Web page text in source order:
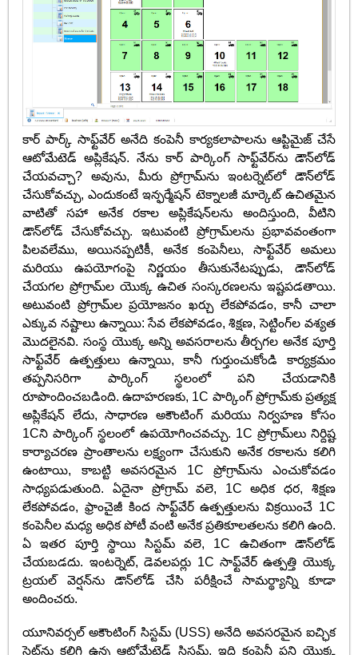
కార్ పార్క్ సాఫ్ట్‌వేర్ అనేది కంపెనీ కార్యకలాపాలను ఆప్టిమైజ్ చేసే
ఆటోమేటెడ్ అప్లికేషన్. నేను కార్ పార్కింగ్ సాఫ్ట్‌వేర్‌ను డౌన్‌లోడ్
చేయవచ్చా? అవును, మీరు ప్రోగ్రామ్‌ను ఇంటర్నెట్‌లో డౌన్‌లోడ్
చేసుకోవచ్చు, ఎందుకంటే ఇన్ఫర్మేషన్ టెక్నాలజీ మార్కెట్ ఉచితమైన
వాటితో సహా అనేక రకాల అప్లికేషన్‌లను అందిస్తుంది, వీటిని
డౌన్‌లోడ్ చేసుకోవచ్చు. ఇటువంటి ప్రోగ్రామ్‌లను ప్రభావవంతంగా
పిలవలేము, అయినప్పటికీ, అనేక కంపెనీలు, సాఫ్ట్‌వేర్ అమలు
మరియు ఉపయోగంపై నిర్ణయం తీసుకునేటప్పుడు, డౌన్‌లోడ్
చేయగల ప్రోగ్రామ్‌ల యొక్క ఉచిత సంస్కరణలను ఇష్టపడతాయి.
అటువంటి ప్రోగ్రామ్‌ల ప్రయోజనం ఖర్చు లేకపోవడం, కానీ చాలా
ఎక్కువ నష్టాలు ఉన్నాయి: సేవ లేకపోవడం, శిక్షణ, సెట్టింగ్‌ల వశ్యత
మొదలైనవి. సంస్థ యొక్క అన్ని అవసరాలను తీర్చగల అనేక పూర్తి
సాఫ్ట్‌వేర్ ఉత్పత్తులు ఉన్నాయి, కానీ గుర్తుంచుకోండి కార్యక్రమం
తప్పనిసరిగా పార్కింగ్ స్థలంలో పని చేయడానికి
రూపొందించబడింది. ఉదాహరణకు, 1C పార్కింగ్ ప్రోగ్రామ్‌కు ప్రత్యక్ష
అప్లికేషన్ లేదు, సాధారణ అకౌంటింగ్ మరియు నిర్వహణ కోసం
1Cని పార్కింగ్ స్థలంలో ఉపయోగించవచ్చు. 1C ప్రోగ్రామ్‌లు నిర్దిష్ట
కార్యాచరణ ప్రాంతాలను లక్ష్యంగా చేసుకుని అనేక రకాలను కలిగి
ఉంటాయి, కాబట్టి అవసరమైన 1C ప్రోగ్రామ్‌ను ఎంచుకోవడం
సాధ్యపడుతుంది. ఏదైనా ప్రోగ్రామ్ వలె, 1C అధిక ధర, శిక్షణ
లేకపోవడం, ఫ్రాంచైజీ కింద సాఫ్ట్‌వేర్ ఉత్పత్తులను విక్రయించే 1C
కంపెనీల మధ్య అధిక పోటీ వంటి అనేక ప్రతికూలతలను కలిగి ఉంది.
ఏ ఇతర పూర్తి స్థాయి సిస్టమ్ వలె, 1C ఉచితంగా డౌన్‌లోడ్
చేయబడదు. ఇంటర్నెట్, డెవలపర్లు 1C సాఫ్ట్‌వేర్ ఉత్పత్తి యొక్క
ట్రయల్ వెర్షన్‌ను డౌన్‌లోడ్ చేసి పరీక్షించే సామర్థ్యాన్ని కూడా
అందించరు.
యూనివర్సల్ అకౌంటింగ్ సిస్టమ్ (USS) అనేది అవసరమైన ఐచ్ఛిక
సెట్‌ను కలిగి ఉన్న ఆటోమేటెడ్ సిస్టమ్, ఇది కంపెనీ పని యొక్క